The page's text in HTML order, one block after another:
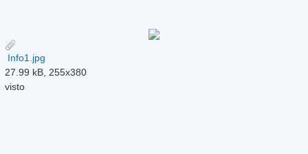
Info1.jpg
27.99 kB, 255x380
visto